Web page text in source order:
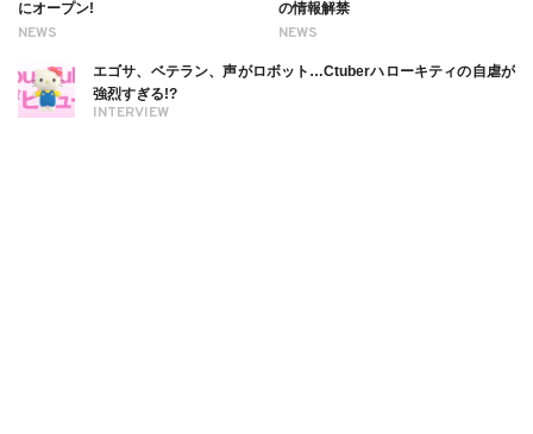
NEWS
にオープン!
NEWS
の情報解禁
INTERVIEW
エゴサ、ベテラン、声がロボット…Ctuberハローキティの自虐が
強烈すぎる!?